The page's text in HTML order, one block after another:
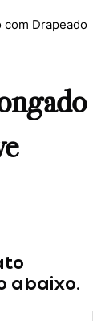
com Drapeado
abaixo.